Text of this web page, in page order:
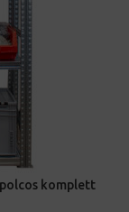
polcos komplett